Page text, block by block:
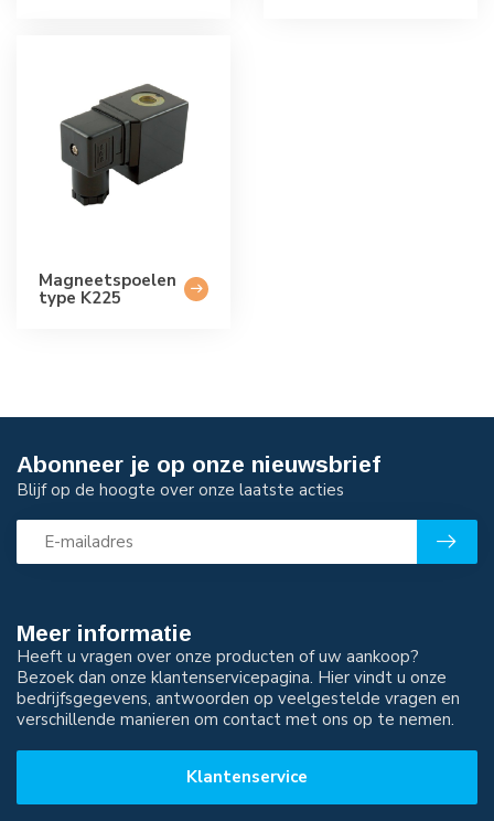
Magneetspoelen
type K225
Meer informatie
Heeft u vragen over onze producten of uw aankoop?
Bezoek dan onze klantenservicepagina. Hier vindt u onze
bedrijfsgegevens, antwoorden op veelgestelde vragen en
verschillende manieren om contact met ons op te nemen.
Klantenservice
Abonneer je op onze nieuwsbrief
Blijf op de hoogte over onze laatste acties